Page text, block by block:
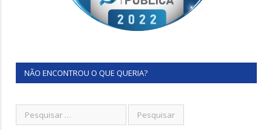
NÃO ENCONTROU O QUE QUERIA?